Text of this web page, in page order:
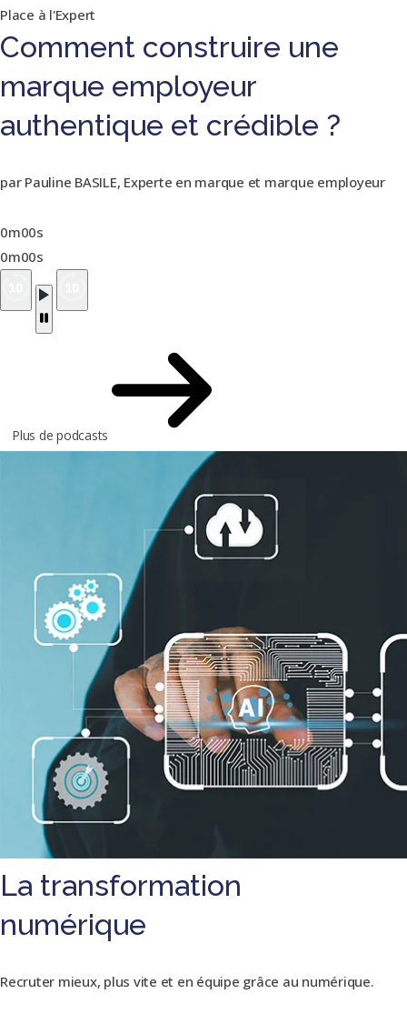
Place à l'Expert
Comment construire une
marque employeur
authentique et crédible ?
par Pauline BASILE, Experte en marque et marque employeur
0m00s
0m00s
Plus de podcasts
La transformation
numérique
Recruter mieux, plus vite et en équipe grâce au numérique.